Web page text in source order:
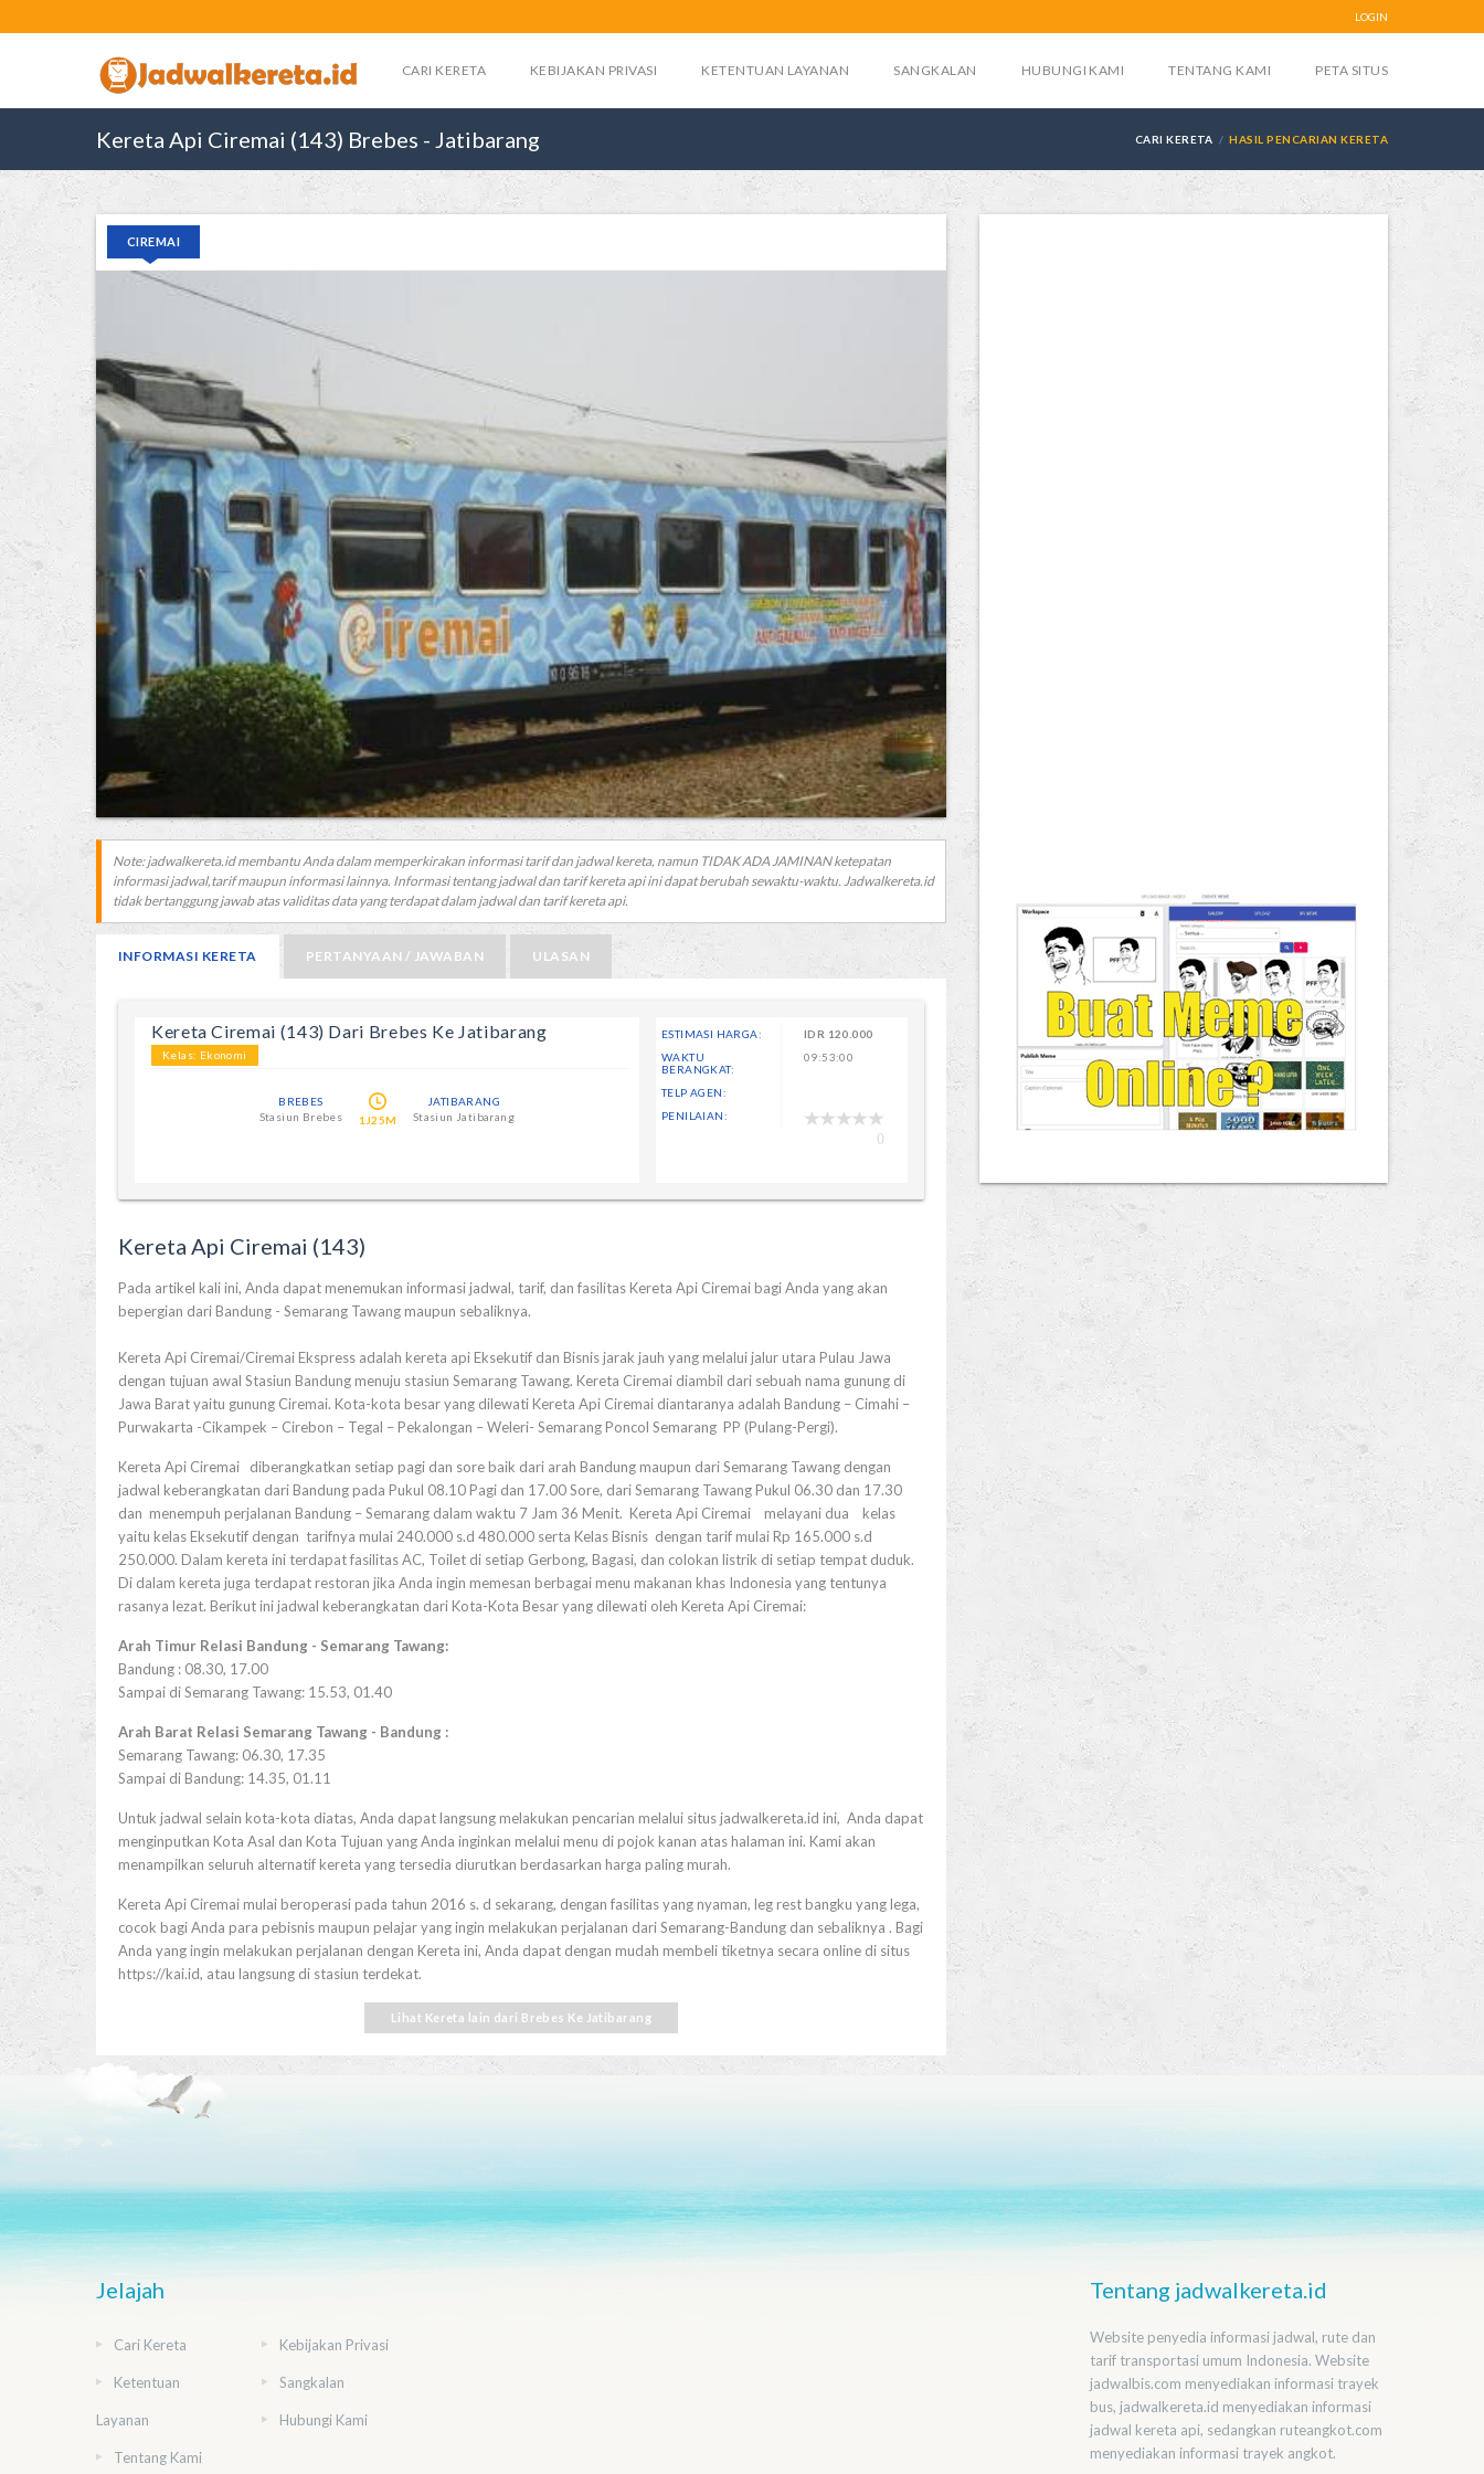
LOGIN
CARI KERETA KEBIJAKAN PRIVASI KETENTUAN LAYANAN SANGKALAN HUBUNGI KAMI TENTANG KAMI PETA SITUS
Kereta Api Ciremai (143) Brebes - Jatibarang CARI KERETA HASIL PENCARIAN KERETA
CIREMAI
Note: jadwalkereta.id membantu Anda dalam memperkirakan informasi tarif dan jadwal kereta, namun TIDAK ADA JAMINAN ketepatan
informasi jadwal,tarif maupun informasi lainnya. Informasi tentang jadwal dan tarif kereta api ini dapat berubah sewaktu-waktu. Jadwalkereta.id
tidak bertanggung jawab atas validitas data yang terdapat dalam jadwal dan tarif kereta api.
INFORMASI KERETA PERTANYAAN / JAWABAN ULASAN
Kereta Ciremai (143) Dari Brebes Ke Jatibarang
Kelas: Ekonomi
BREBES
Stasiun Brebes
1J25M
JATIBARANG
Stasiun Jatibarang
ESTIMASI HARGA: IDR 120.000
WAKTU
BERANGKAT:
09:53:00
TELP AGEN:
PENILAIAN:
0
Kereta Api Ciremai (143)
Pada artikel kali ini, Anda dapat menemukan informasi jadwal, tarif, dan fasilitas Kereta Api Ciremai bagi Anda yang akan
bepergian dari Bandung - Semarang Tawang maupun sebaliknya.
Kereta Api Ciremai/Ciremai Ekspress adalah kereta api Eksekutif dan Bisnis jarak jauh yang melalui jalur utara Pulau Jawa
dengan tujuan awal Stasiun Bandung menuju stasiun Semarang Tawang. Kereta Ciremai diambil dari sebuah nama gunung di
Jawa Barat yaitu gunung Ciremai. Kota-kota besar yang dilewati Kereta Api Ciremai diantaranya adalah Bandung – Cimahi –
Purwakarta -Cikampek – Cirebon – Tegal – Pekalongan – Weleri- Semarang Poncol Semarang PP (Pulang-Pergi).
Kereta Api Ciremai diberangkatkan setiap pagi dan sore baik dari arah Bandung maupun dari Semarang Tawang dengan
jadwal keberangkatan dari Bandung pada Pukul 08.10 Pagi dan 17.00 Sore, dari Semarang Tawang Pukul 06.30 dan 17.30
dan menempuh perjalanan Bandung – Semarang dalam waktu 7 Jam 36 Menit. Kereta Api Ciremai melayani dua kelas
yaitu kelas Eksekutif dengan tarifnya mulai 240.000 s.d 480.000 serta Kelas Bisnis dengan tarif mulai Rp 165.000 s.d
250.000. Dalam kereta ini terdapat fasilitas AC, Toilet di setiap Gerbong, Bagasi, dan colokan listrik di setiap tempat duduk.
Di dalam kereta juga terdapat restoran jika Anda ingin memesan berbagai menu makanan khas Indonesia yang tentunya
rasanya lezat. Berikut ini jadwal keberangkatan dari Kota-Kota Besar yang dilewati oleh Kereta Api Ciremai:
Arah Timur Relasi Bandung - Semarang Tawang:
Bandung : 08.30, 17.00
Sampai di Semarang Tawang: 15.53, 01.40
Arah Barat Relasi Semarang Tawang - Bandung :
Semarang Tawang: 06.30, 17.35
Sampai di Bandung: 14.35, 01.11
Untuk jadwal selain kota-kota diatas, Anda dapat langsung melakukan pencarian melalui situs jadwalkereta.id ini, Anda dapat
menginputkan Kota Asal dan Kota Tujuan yang Anda inginkan melalui menu di pojok kanan atas halaman ini. Kami akan
menampilkan seluruh alternatif kereta yang tersedia diurutkan berdasarkan harga paling murah.
Kereta Api Ciremai mulai beroperasi pada tahun 2016 s. d sekarang, dengan fasilitas yang nyaman, leg rest bangku yang lega,
cocok bagi Anda para pebisnis maupun pelajar yang ingin melakukan perjalanan dari Semarang-Bandung dan sebaliknya . Bagi
Anda yang ingin melakukan perjalanan dengan Kereta ini, Anda dapat dengan mudah membeli tiketnya secara online di situs
https://kai.id, atau langsung di stasiun terdekat.
Lihat Kereta lain dari Brebes Ke Jatibarang
Jelajah
Cari Kereta Kebijakan Privasi
Ketentuan
Layanan
Sangkalan
Hubungi Kami
Tentang Kami
Tentang jadwalkereta.id
Website penyedia informasi jadwal, rute dan
tarif transportasi umum Indonesia. Website
jadwalbis.com menyediakan informasi trayek
bus, jadwalkereta.id menyediakan informasi
jadwal kereta api, sedangkan ruteangkot.com
menyediakan informasi trayek angkot.